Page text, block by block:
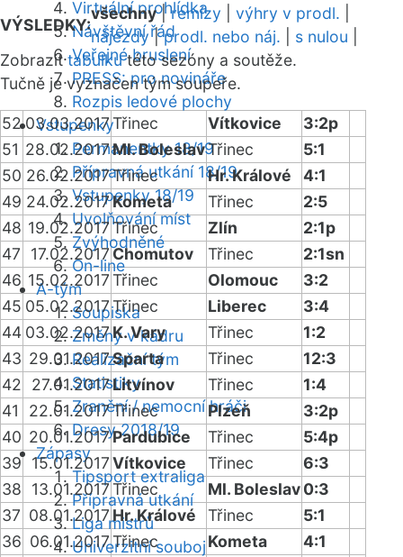
Virtuální prohlídka
Návštěvní řád
Veřejné bruslení
PRESS: pro novináře
Rozpis ledové plochy
Vstupenky
Permanentky 18/19
Přípravná utkání 18/19
Vstupenky 18/19
Uvolňování míst
Zvýhodněné
On-line
A-tým
Soupiska
Změny v kádru
Realizační tým
Statistiky
Zranění / nemocní hráči
Dresy 2018/19
Zápasy
Tipsport extraliga
Přípravná utkání
Liga mistrů
Univerzitní souboj
VÝSLEDKY:
všechny|remízy výhry v prodl.
nájezdy|prodl. nebo náj. s nulou
Zobrazittabulkutéto sezóny a soutěže.
Tučně je vyznačen tým soupeře.
52 03.03.2017Třinec Vítkovice
3:2p
51 28.02.2017Ml. BoleslavTřinec
5:1
50 26.02.2017Třinec Hr. Králové
4:1
49 24.02.2017Kometa Třinec
2:5
48 19.02.2017Třinec Zlín
2:1p
47
17.02.2017Chomutov Třinec
2:1sn
46 15.02.2017Třinec Olomouc
3:2
45 05.02.2017Třinec Liberec
3:4
44 03.02.2017K. Vary Třinec
1:2
43 29.01.2017Sparta Třinec
12:3
42
27.01.2017Litvínov Třinec
1:4
41
22.01.2017Třinec Plzeň
3:2p
40 20.01.2017Pardubice Třinec
5:4p
39 15.01.2017Vítkovice Třinec
6:3
38
13.01.2017Třinec Ml. Boleslav0:3
37 08.01.2017 Hr. Králové Třinec
5:1
36 06.01.2017Třinec Kometa
4:1